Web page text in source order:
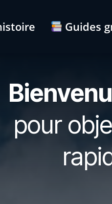
Guides
pour